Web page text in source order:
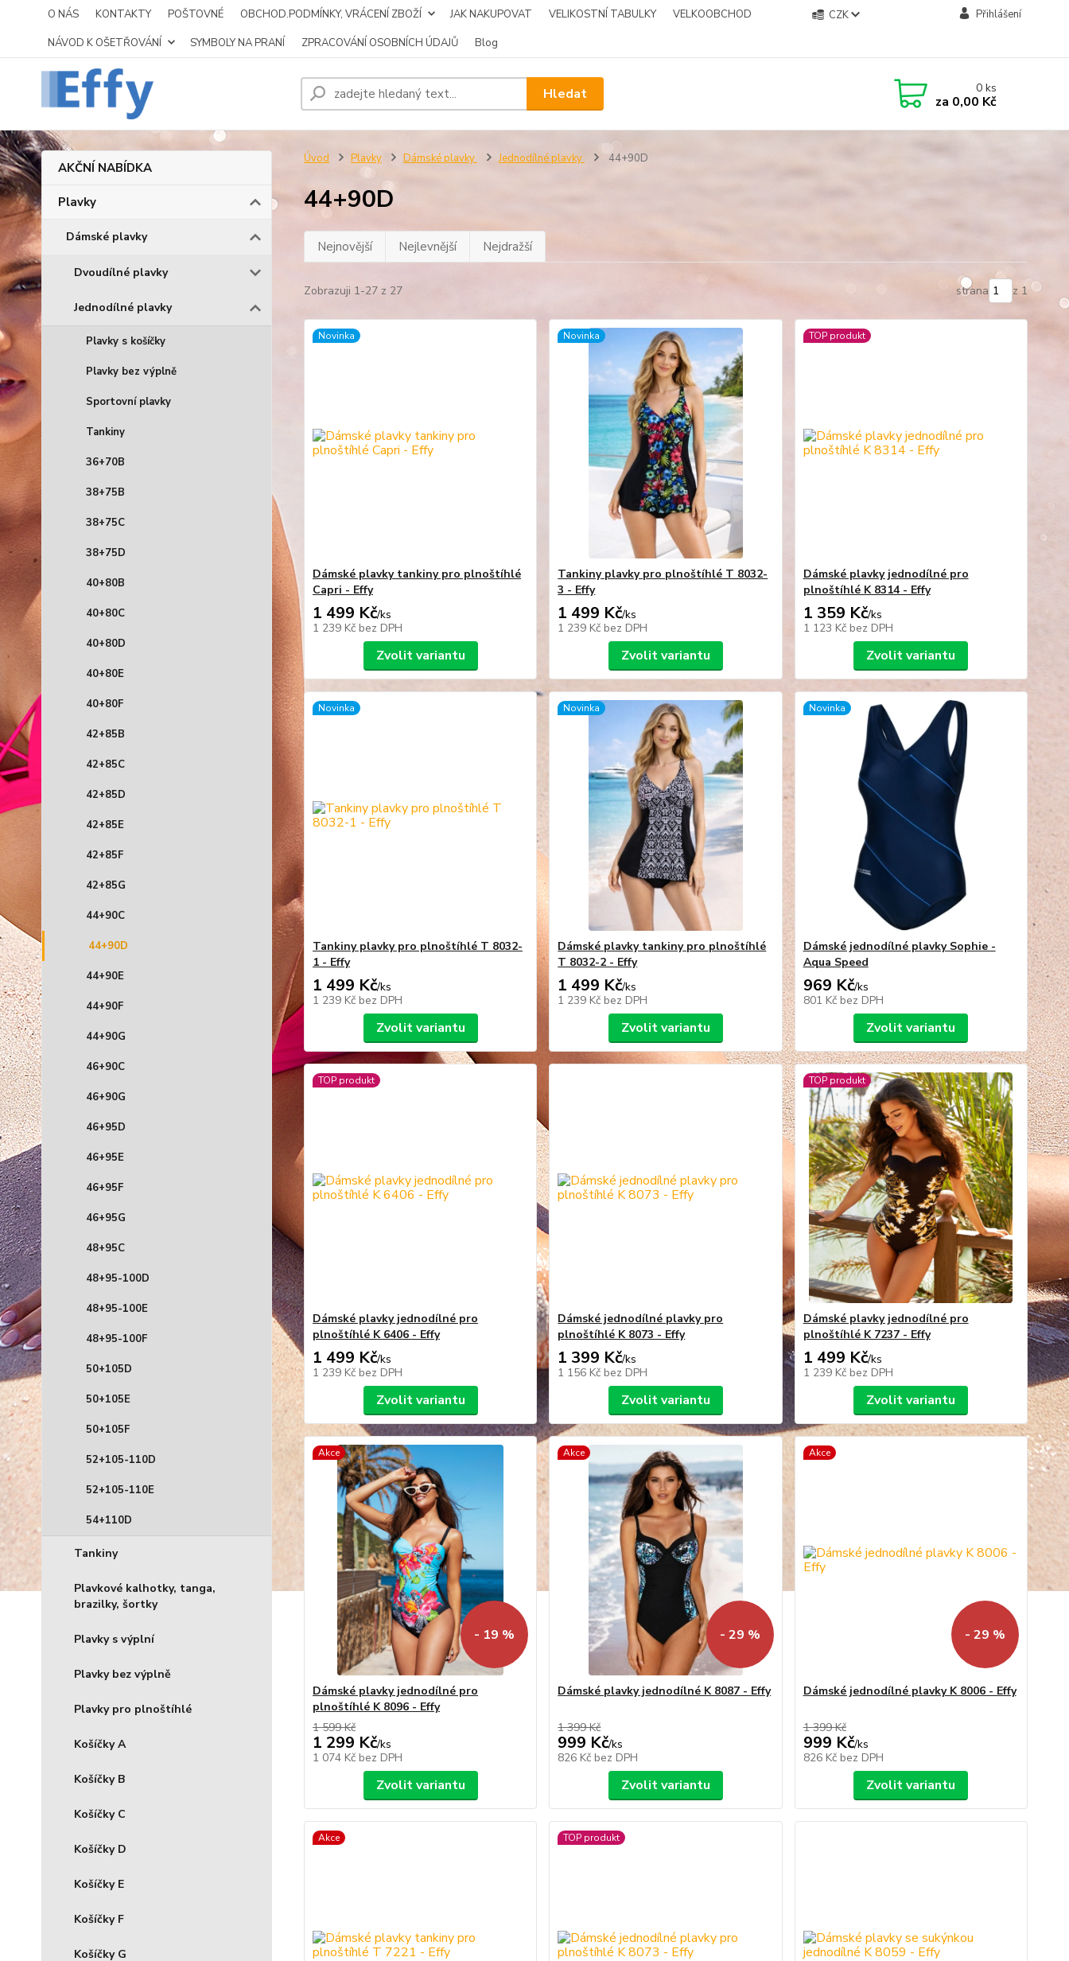
O NÁS KONTAKTY POŠTOVNÉ OBCHOD.PODMÍNKY, VRÁCENÍ ZBOŽÍ JAK NAKUPOVAT VELIKOSTNÍ TABULKY
VELKOOBCHOD
NÁVOD K OŠETŘOVÁNÍ
SYMBOLY NA PRANÍ ZPRACOVÁNÍ OSOBNÍCH ÚDAJŮ Blog
CZK Přihlášení
Hledat 0ks
za 0,00 Kč
AKČNÍ NABÍDKA
Plavky
Dámské plavky
Dvoudílné plavky
Jednodílné plavky
Plavky s košíčky
Plavky bez výplně
Sportovní plavky
Tankiny
36+70B
38+75B
38+75C
38+75D
40+80B
40+80C
40+80D
40+80E
40+80F
42+85B
42+85C
42+85D
42+85E
42+85F
42+85G
44+90C
44+90D
44+90E
44+90F
44+90G
46+90C
46+90G
46+95D
46+95E
46+95F
46+95G
48+95C
48+95-100D
48+95-100E
48+95-100F
50+105D
50+105E
50+105F
52+105-110D
52+105-110E
54+110D
Tankiny
Plavkové kalhotky, tanga,
brazilky, šortky
Plavky s výplní
Plavky bez výplně
Plavky pro plnoštíhlé
Košíčky A
Košíčky B
Košíčky C
Košíčky D
Košíčky E
Košíčky F
Košíčky G
Úvod Plavky Dámské plavky Jednodílné plavky 44+90D
44+90D
Nejnovější Nejlevnější Nejdražší
Zobrazuji 1-27 z 27 strana z 1
Novinka
Dámské plavky tankiny pro plnoštíhlé
Capri - Effy
1 499 Kč/ks
1 239 Kč bez DPH
Zvolit variantu
Novinka
Tankiny plavky pro plnoštíhlé T 8032-
3 - Effy
1 499 Kč/ks
1 239 Kč bez DPH
Zvolit variantu
TOP produkt
Dámské plavky jednodílné pro
plnoštíhlé K 8314 - Effy
1 359 Kč/ks
1 123 Kč bez DPH
Zvolit variantu
Novinka
Tankiny plavky pro plnoštíhlé T 8032-
1 - Effy
1 499 Kč/ks
1 239 Kč bez DPH
Zvolit variantu
Novinka
Dámské plavky tankiny pro plnoštíhlé
T 8032-2 - Effy
1 499 Kč/ks
1 239 Kč bez DPH
Zvolit variantu
Novinka
Dámské jednodílné plavky Sophie -
Aqua Speed
969 Kč/ks
801 Kč bez DPH
Zvolit variantu
TOP produkt
Dámské plavky jednodílné pro
plnoštíhlé K 6406 - Effy
1 499 Kč/ks
1 239 Kč bez DPH
Zvolit variantu
Dámské jednodílné plavky pro
plnoštíhlé K 8073 - Effy
1 399 Kč/ks
1 156 Kč bez DPH
Zvolit variantu
TOP produkt
Dámské plavky jednodílné pro
plnoštíhlé K 7237 - Effy
1 499 Kč/ks
1 239 Kč bez DPH
Zvolit variantu
Akce
- 19 %
Dámské plavky jednodílné pro
plnoštíhlé K 8096 - Effy
1 599 Kč
1 299 Kč/ks
1 074 Kč bez DPH
Zvolit variantu
Akce
- 29 %
Dámské plavky jednodílné K 8087 - Effy
1 399 Kč
999 Kč/ks
826 Kč bez DPH
Zvolit variantu
Akce
- 29 %
Dámské jednodílné plavky K 8006 - Effy
1 399 Kč
999 Kč/ks
826 Kč bez DPH
Zvolit variantu
Akce TOP produkt